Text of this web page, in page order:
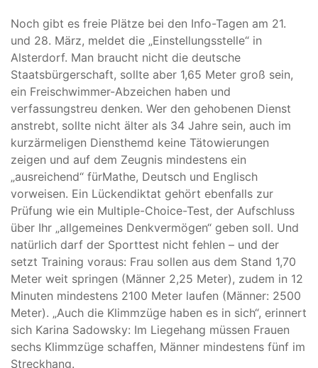
Noch gibt es freie Plätze bei den Info-Tagen am 21.
und 28. März, meldet die „Einstellungsstelle“ in
Alsterdorf. Man braucht nicht die deutsche
Staatsbürgerschaft, sollte aber 1,65 Meter groß sein,
ein Freischwimmer-Abzeichen haben und
verfassungstreu denken. Wer den gehobenen Dienst
anstrebt, sollte nicht älter als 34 Jahre sein, auch im
kurzärmeligen Diensthemd keine Tätowierungen
zeigen und auf dem Zeugnis mindestens ein
„ausreichend“ fürMathe, Deutsch und Englisch
vorweisen. Ein Lückendiktat gehört ebenfalls zur
Prüfung wie ein Multiple-Choice-Test, der Aufschluss
über Ihr „allgemeines Denkvermögen“ geben soll. Und
natürlich darf der Sporttest nicht fehlen – und der
setzt Training voraus: Frau sollen aus dem Stand 1,70
Meter weit springen (Männer 2,25 Meter), zudem in 12
Minuten mindestens 2100 Meter laufen (Männer: 2500
Meter). „Auch die Klimmzüge haben es in sich“, erinnert
sich Karina Sadowsky: Im Liegehang müssen Frauen
sechs Klimmzüge schaffen, Männer mindestens fünf im
Streckhang.